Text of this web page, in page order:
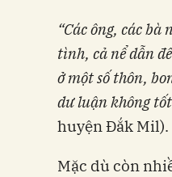
“Các ông, các
tình, cả nể dẫn
ở một số thôn,
dư luận không
huyện Đắk Mil).
Mặc dù còn